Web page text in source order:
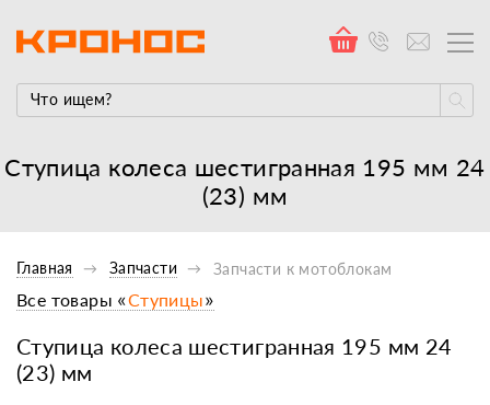
Ступица колеса шестигранная 195 мм 24
(23) мм
Главная Запчасти Запчасти к мотоблокам
Ступица колеса шестигранная 195 мм 24
(23) мм
Все товары «Ступицы»